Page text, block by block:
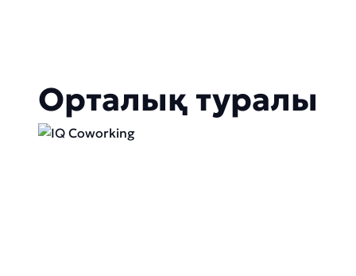
Орталық туралы